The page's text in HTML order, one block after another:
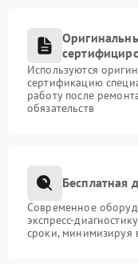
Используются
сертификацию
работу после
обязательств
Бесплатная
Современное
экспресс-
сроки, минимизируя